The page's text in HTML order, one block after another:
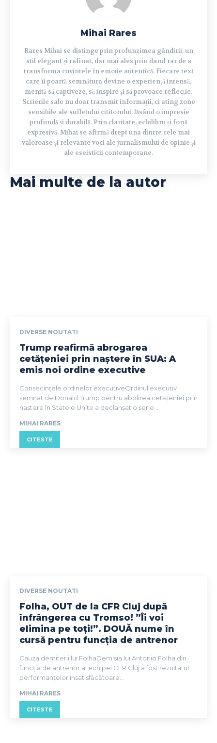
Mihai Rares
Rares Mihai se distinge prin profunzimea gândirii, un
stil elegant și rafinat, dar mai ales prin darul rar de a
transforma cuvintele în emoție autentică. Fiecare text
care îi poartă semnătura devine o experiență intensă,
menită să captiveze, să inspire și să provoace reflecție.
Scrierile sale nu doar transmit informații, ci ating zone
sensibile ale sufletului cititorului, lăsând o impresie
profundă și durabilă. Prin claritate, echilibru și forță
expresivă, Mihai se afirmă drept una dintre cele mai
valoroase și relevante voci ale jurnalismului de opinie și
ale eseisticii contemporane.
Mai multe de la autor
DIVERSE NOUTATI
Trump reafirmă abrogarea
cetățeniei prin naștere în SUA: A
emis noi ordine executive
Consecințele ordinelor executiveOrdinul executiv
semnat de Donald Trump pentru abolirea cetățeniei prin
naștere în Statele Unite a declanșat o serie...
MIHAI RARES
CITESTE
DIVERSE NOUTATI
Folha, OUT de la CFR Cluj după
înfrângerea cu Tromso! ”Îi voi
elimina pe toți!”. DOUĂ nume în
cursă pentru funcția de antrenor
Cauza demiterii lui FolhaDemisia lui Antonio Folha din
funcția de antrenor al echipei CFR Cluj a fost rezultatul
performanțelor insatisfăcătoare...
MIHAI RARES
CITESTE